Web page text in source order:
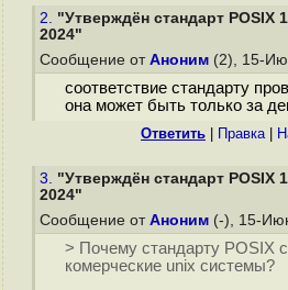
2. "Утверждён стандарт POSIX
2024"
Сообщение от Аноним (2), 15-
соответствие стандарту
она может быть только за
Ответить Правка|
3. "Утверждён стандарт POSIX
2024"
Сообщение от Аноним (-), 15-
> Почему стандарту POSIX
комерческие unix системы?